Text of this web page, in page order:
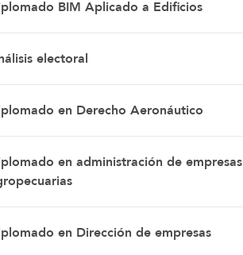
BIM Aplicado a Edificios
electoral
en Derecho Aeronáutico
en administración de empresas
en Dirección de empresas